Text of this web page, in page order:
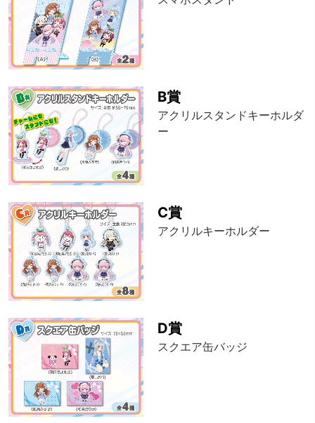
B賞
アクリルスタンドキーホルダ
ー
C賞
アクリルキーホルダー
D賞
スクエア缶バッジ